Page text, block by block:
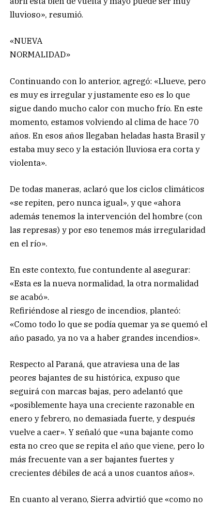
lluvioso», resumió.
«NUEVA
NORMALIDAD»
Continuando con lo anterior, agregó: «Llueve, pero
es muy es irregular y justamente eso es lo que
sigue dando mucho calor con mucho frío. En este
momento, estamos volviendo al clima de hace 70
años. En esos años llegaban heladas hasta Brasil y
estaba muy seco y la estación lluviosa era corta y
violenta».
De todas maneras, aclaró que los ciclos climáticos
«se repiten, pero nunca igual», y que «ahora
además tenemos la intervención del hombre (con
las represas) y por eso tenemos más irregularidad
en el río».
En este contexto, fue contundente al asegurar:
«Esta es la nueva normalidad, la otra normalidad
se acabó».
Refiriéndose al riesgo de incendios, planteó:
«Como todo lo que se podía quemar ya se quemó el
año pasado, ya no va a haber grandes incendios».
Respecto al Paraná, que atraviesa una de las
peores bajantes de su histórica, expuso que
seguirá con marcas bajas, pero adelantó que
«posiblemente haya una creciente razonable en
enero y febrero, no demasiada fuerte, y después
vuelve a caer». Y señaló que «una bajante como
esta no creo que se repita el año que viene, pero lo
más frecuente van a ser bajantes fuertes y
crecientes débiles de acá a unos cuantos años».
En cuanto al verano, Sierra advirtió que «como no